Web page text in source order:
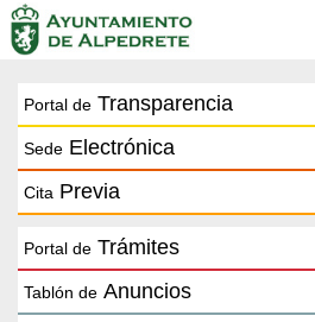
Portal de Transparencia
Sede Electrónica
Cita Previa
Portal de Trámites
Tablón de Anuncios